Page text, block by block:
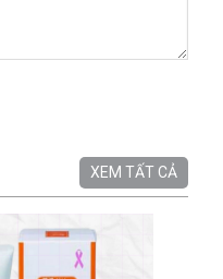
XEM TẤT CẢ